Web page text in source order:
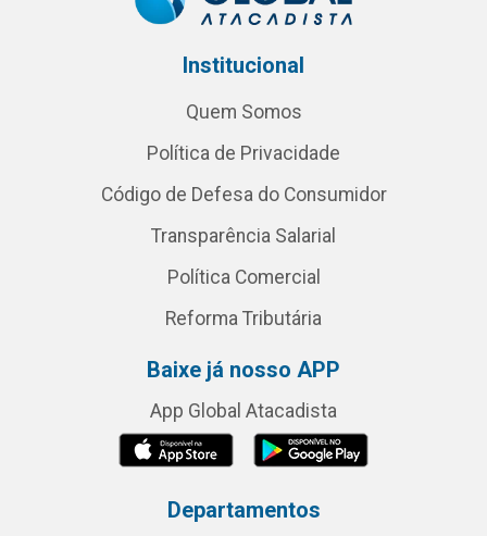
Institucional
Quem Somos
Política de Privacidade
Código de Defesa do Consumidor
Transparência Salarial
Política Comercial
Reforma Tributária
Baixe já nosso APP
App Global Atacadista
Departamentos